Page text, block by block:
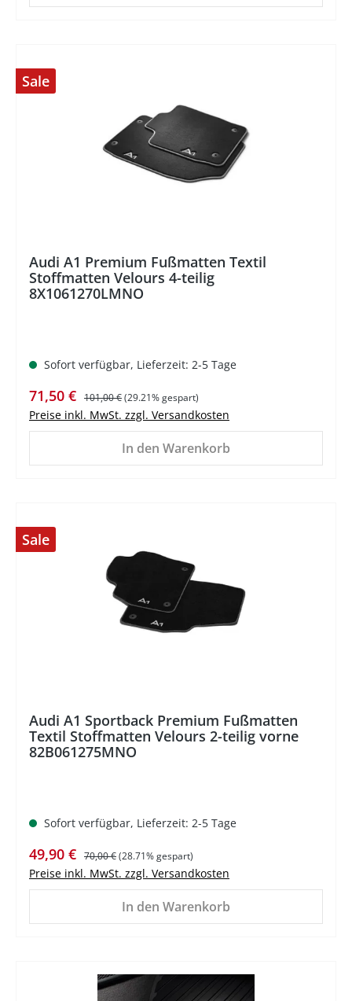
Sale
Audi A1 Premium Fußmatten Textil
Stoffmatten Velours 4-teilig
8X1061270LMNO
Sofort verfügbar, Lieferzeit: 2-5 Tage
Verkaufspreis:
71,50 € Regulärer Preis:
101,00 €(29.21% gespart)
Preise inkl. MwSt. zzgl. Versandkosten
In den Warenkorb
Sale
Audi A1 Sportback Premium Fußmatten
Textil Stoffmatten Velours 2-teilig vorne
82B061275MNO
Sofort verfügbar, Lieferzeit: 2-5 Tage
Verkaufspreis:
49,90 € Regulärer Preis:
70,00 €(28.71% gespart)
Preise inkl. MwSt. zzgl. Versandkosten
In den Warenkorb